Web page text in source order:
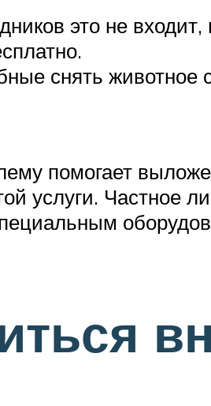
это не
снять животное
помогает
услуги. Частное